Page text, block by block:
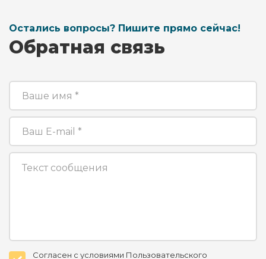
Остались вопросы? Пишите прямо сейчас!
Обратная связь
Согласен с условиями Пользовательского